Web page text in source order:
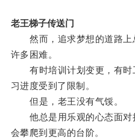
老王梯子传送门
然而，追求梦想的道路上
许多困难。
有时培训计划变更，有时
习进度受到了限制。
但是，老王没有气馁。
他总是用乐观的心态面对
会攀爬到更高的台阶。